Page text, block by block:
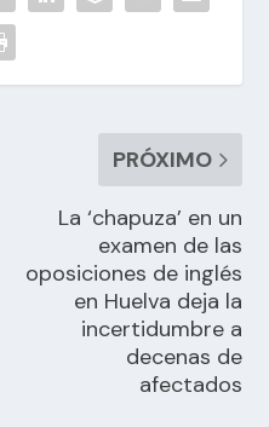
PRÓXIMO
La ‘chapuza’ en un
examen de las
oposiciones de inglés
en Huelva deja la
incertidumbre a
decenas de
afectados